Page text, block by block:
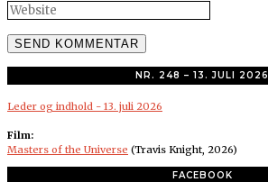
NR. 248 – 13. JULI 2026
Leder og indhold - 13. juli 2026
Film:
Masters of the Universe (Travis Knight, 2026)
FACEBOOK